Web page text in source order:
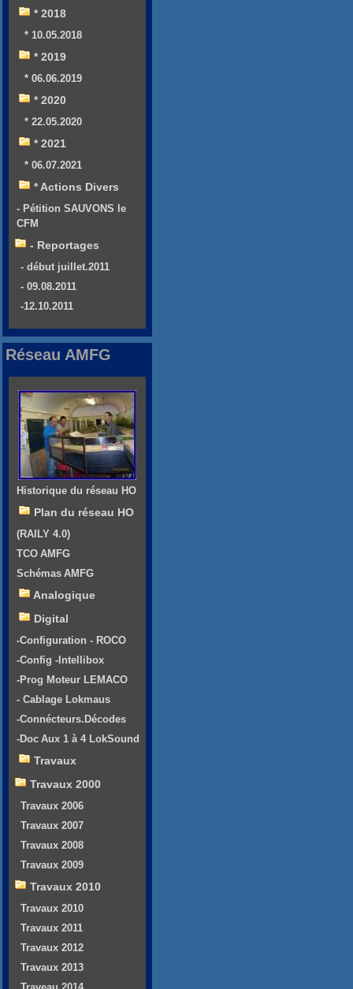
* 2018
* 10.05.2018
* 2019
* 06.06.2019
* 2020
* 22.05.2020
* 2021
* 06.07.2021
* Actions Divers
- Pétition SAUVONS le
CFM
- Reportages
- début juillet.2011
- 09.08.2011
-12.10.2011
Réseau AMFG
Historique du réseau HO
Plan du réseau HO
(RAILY 4.0)
TCO AMFG
Schémas AMFG
Analogique
Digital
-Configuration - ROCO
-Config -Intellibox
-Prog Moteur LEMACO
- Cablage Lokmaus
-Connécteurs.Décodes
-Doc Aux 1 à 4 LokSound
Travaux
Travaux 2000
Travaux 2006
Travaux 2007
Travaux 2008
Travaux 2009
Travaux 2010
Travaux 2010
Travaux 2011
Travaux 2012
Travaux 2013